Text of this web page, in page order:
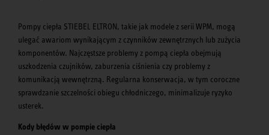
Pompy ciepła STIEBEL ELTRON, takie jak modele z serii WPM, mogą
ulegać awariom wynikającym z czynników zewnętrznych lub zużycia
komponentów. Najczęstsze problemy z pompą ciepła obejmują
uszkodzenia czujników, zaburzenia ciśnienia czy problemy z
komunikacją wewnętrzną. Regularna konserwacja, w tym coroczne
sprawdzanie szczelności obiegu chłodniczego, minimalizuje ryzyko
usterek.
Kody błędów w pompie ciepła